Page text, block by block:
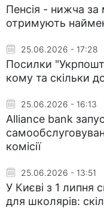
Пенсія - нижча за
отримують
25.06.2026 - 17:28
Посилки
кому та скільки
25.06.2026 - 16:13
Alliance bank
комісії
25.06.2026 - 13:51
У Києві з 1 липня
для школярів: